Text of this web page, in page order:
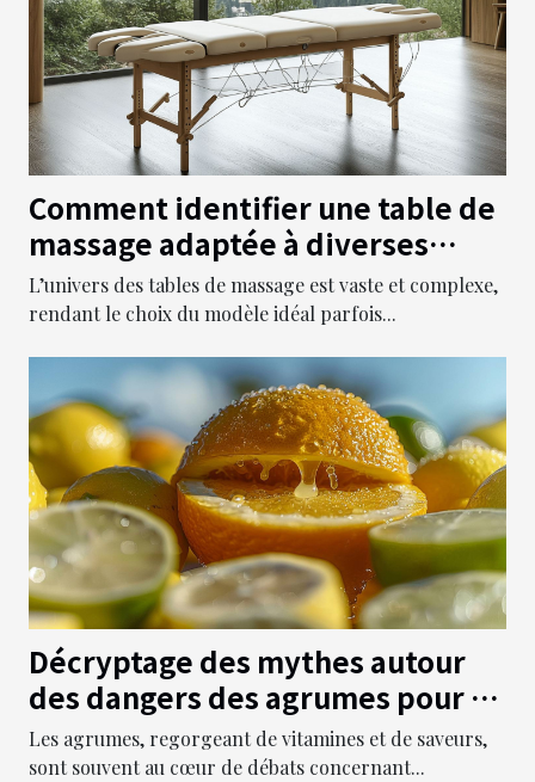
Comment identifier une table de
massage adaptée à diverses
pratiques thérapeutiques ?
L’univers des tables de massage est vaste et complexe,
rendant le choix du modèle idéal parfois...
Décryptage des mythes autour
des dangers des agrumes pour la
santé
Les agrumes, regorgeant de vitamines et de saveurs,
sont souvent au cœur de débats concernant...